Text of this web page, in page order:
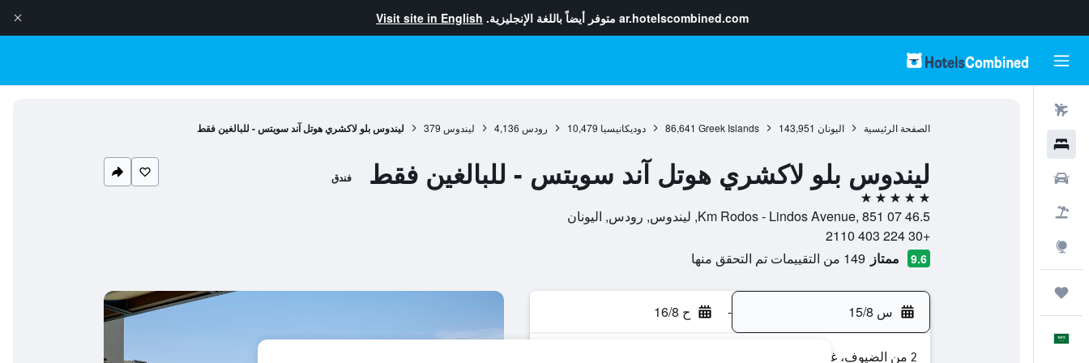
ar.hotelscombined.com متوفر أيضاً باللغة الإنجليزية. Visit site in English
الصفحة الرئيسية اليونان 143,951
Greek Islands
86,641 دوديكانيسيا 10,479 رودس 4,136 ليندوس 379 ليندوس بلو لاكشري هوتل آند سويتس - للبالغين فقط
ليندوس بلو لاكشري هوتل آند سويتس - للبالغين فقط فندق
5 نجوم
46.5 Km Rodos - Lindos Avenue, 851 07, ليندوس, رودس, اليونان
+30 224 403 2110
9.6 ممتاز 149 من التقييمات تم التحقق منها
س 15/8 - ح 16/8
2 من الضيوف، غرفة واحدة